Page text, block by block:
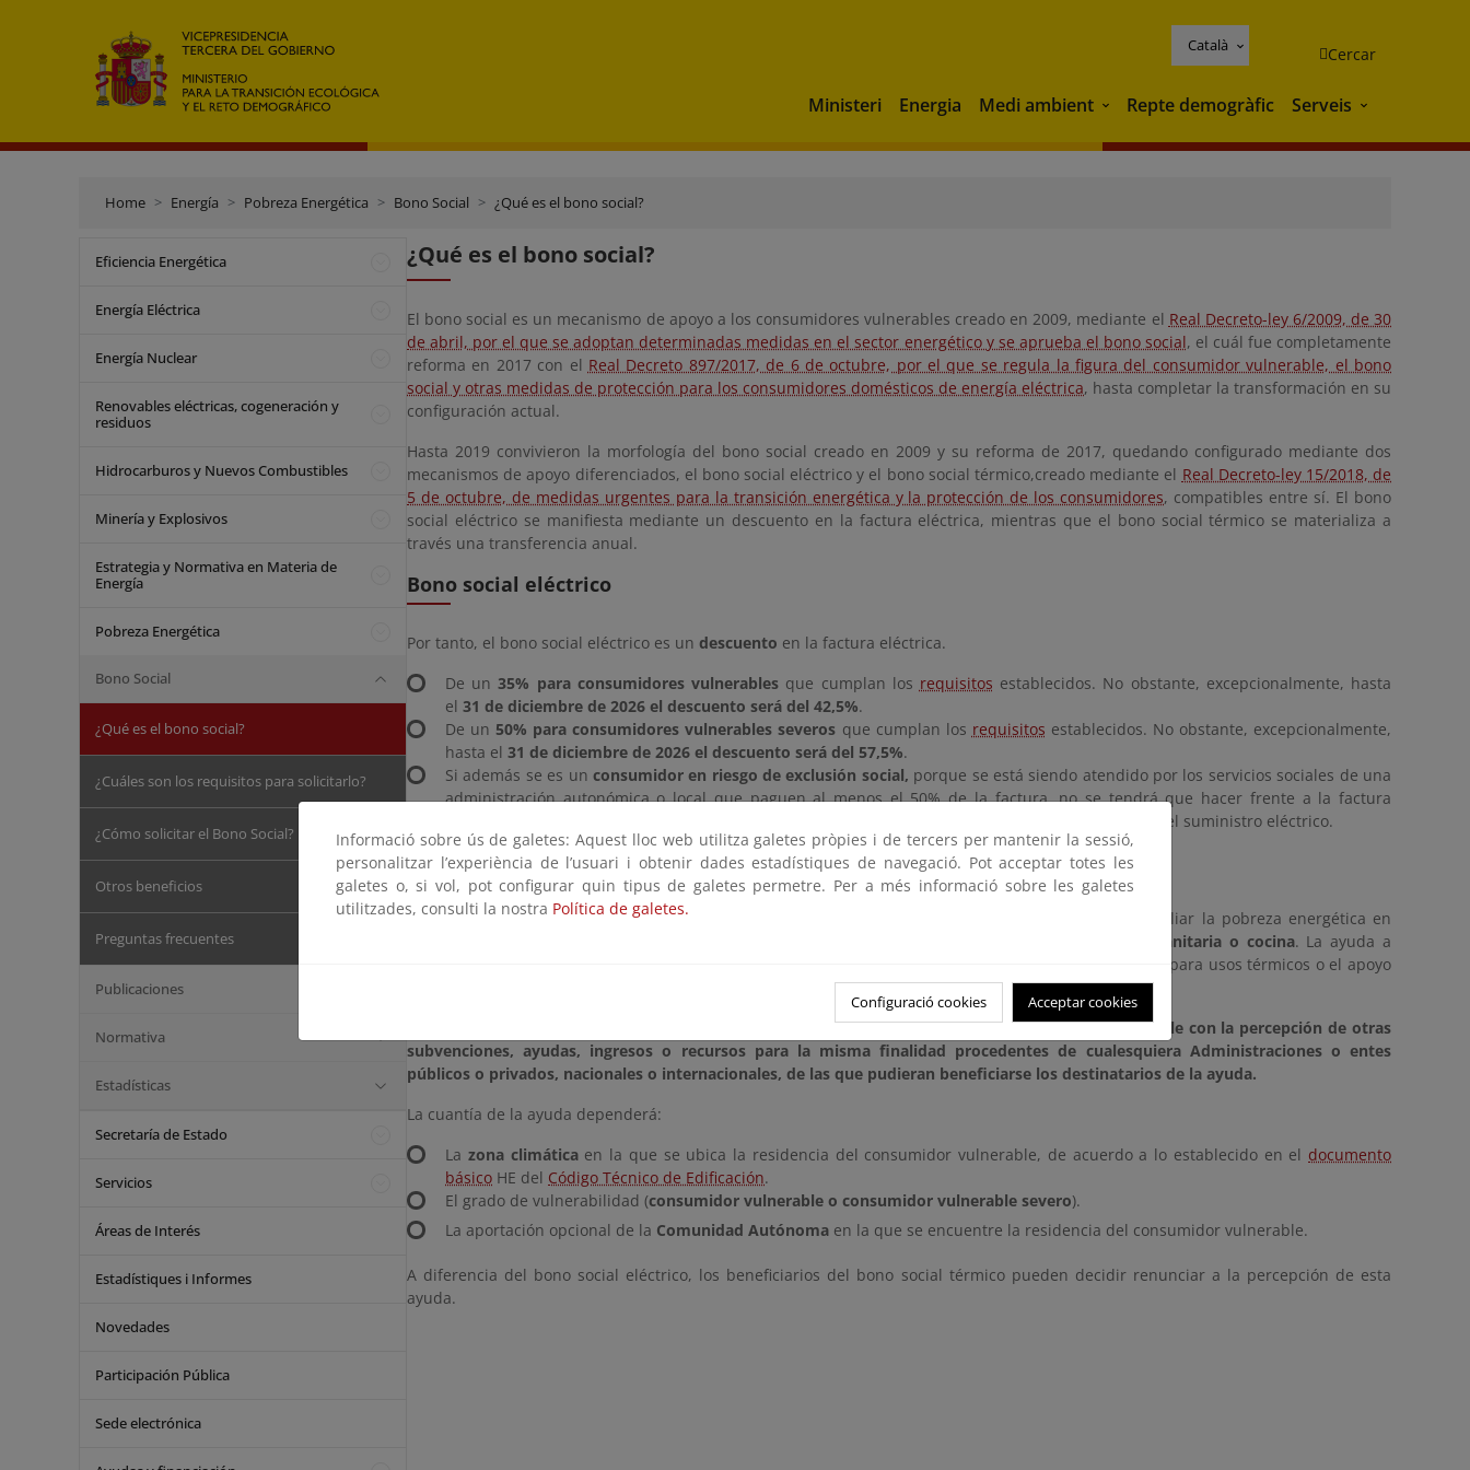
Català Cercar
Ministeri Energia Medi ambient Medi ambient
Repte demogràfic Serveis Serveis
Home Energía Pobreza Energética Bono Social ¿Qué es el bono social?
Eficiencia Energética
Energía Eléctrica
Energía Nuclear
Renovables eléctricas, cogeneración y
residuos
Hidrocarburos y Nuevos Combustibles
Minería y Explosivos
Estrategia y Normativa en Materia de
Energía
Pobreza Energética
Bono Social
¿Qué es el bono social?
¿Cuáles son los requisitos para solicitarlo?
¿Cómo solicitar el Bono Social?
Otros beneficios
Preguntas frecuentes
Publicaciones
Normativa
Estadísticas
Secretaría de Estado
Servicios
Áreas de Interés
Estadístiques i Informes
Novedades
Participación Pública
Sede electrónica
¿Qué es el bono social?
El bono social es un mecanismo de apoyo a los consumidores vulnerables creado en 2009, mediante el Real Decreto-ley 6/2009, de 30
de abril, por el que se adoptan determinadas medidas en el sector energético y se aprueba el bono social, el cuál fue completamente
reforma en 2017 con el Real Decreto 897/2017, de 6 de octubre, por el que se regula la figura del consumidor vulnerable, el bono
social y otras medidas de protección para los consumidores domésticos de energía eléctrica, hasta completar la transformación en su
configuración actual.
Hasta 2019 convivieron la morfología del bono social creado en 2009 y su reforma de 2017, quedando configurado mediante dos
mecanismos de apoyo diferenciados, el bono social eléctrico y el bono social térmico,creado mediante el Real Decreto-ley 15/2018, de
5 de octubre, de medidas urgentes para la transición energética y la protección de los consumidores, compatibles entre sí. El bono
social eléctrico se manifiesta mediante un descuento en la factura eléctrica, mientras que el bono social térmico se materializa a
través una transferencia anual.
Bono social eléctrico
Por tanto, el bono social eléctrico es un descuento en la factura eléctrica.
De un 35% para consumidores vulnerables que cumplan los requisitos establecidos. No obstante, excepcionalmente, hasta
el 31 de diciembre de 2026 el descuento será del 42,5%.
De un50% para consumidores vulnerables severos que cumplan los requisitos establecidos. No obstante, excepcionalmente,
hasta el 31 de diciembre de 2026 el descuento será del 57,5%.
Si además se es un consumidor en riesgo de exclusión social, porque se está siendo atendido por los servicios sociales de una
administración autonómica o local que paguen al menos el 50% de la factura, no se tendrá que hacer frente a la factura
eléctrica y, en caso de imposibilidad temporal para hacer frente al pago, no se podrá interrumpir el suministro eléctrico.
Bono social térmico
El bono social térmico es, por tanto, un programa de
a paliar la pobreza energética en
energía destinada a calefacción, agua caliente sanitaria o cocina. La ayuda a
para usos térmicos o el apoyo
a actuaciones de ahorro o mejoras de la eficiencia energética a los consumidores vulnerables.
cargo a los Presupuestos Generales del Estado. Además, escompatible con la percepción de otras
subvenciones, ayudas, ingresos o recursos para la misma finalidad procedentes de cualesquiera Administraciones o entes
públicos o privados, nacionales o internacionales, de las que pudieran beneficiarse los destinatarios de la ayuda.
La cuantía de la ayuda dependerá:
La zona climáticaen la que se ubica la residencia del consumidor vulnerable, de acuerdo a lo establecido en el documento
básico HE del Código Técnico de Edificación.
El grado de vulnerabilidad (consumidor vulnerable o consumidor vulnerable severo).
La aportación opcional de la Comunidad Autónoma en la que se encuentre la residencia del consumidor vulnerable.
A diferencia del bono social eléctrico, los beneficiarios del bono social térmico pueden decidir renunciar a la percepción de esta
ayuda.
Informació sobre ús de galetes: Aquest lloc web utilitza galetes pròpies i de tercers per mantenir la sessió,
personalitzar l’experiència de l’usuari i obtenir dades estadístiques de navegació. Pot acceptar totes les
galetes o, si vol, pot configurar quin tipus de galetes permetre. Per a més informació sobre les galetes
utilitzades, consulti la nostra Política de galetes.
Configuració cookies Acceptar cookies